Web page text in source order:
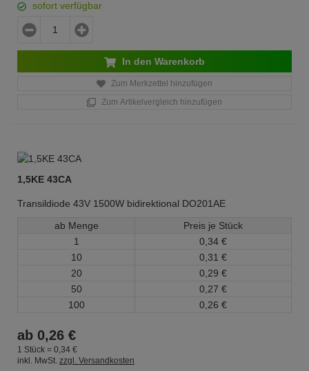
sofort verfügbar
In den Warenkorb
Zum Merkzettel hinzufügen
Zum Artikelvergleich hinzufügen
1,5KE 43CA
Transildiode 43V 1500W bidirektional DO201AE
ab Menge
Preis je Stück
1
0, 34 €
10
0, 31 €
20
0, 29 €
50
0, 27 €
100
0, 26 €
ab 0,26 €
1 Stück = 0, 34 €
inkl. MwSt. zzgl. Versandkosten